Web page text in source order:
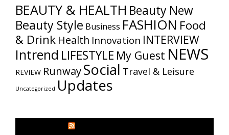
BEAUTY & HEALTH Beauty New
Beauty Style Business FASHION Food
& Drink Health Innovation INTERVIEW
Intrend LIFESTYLE My​ Guest NEWS
REVIEW RunwaySocial Travel & Leisure
Uncategorized Updates